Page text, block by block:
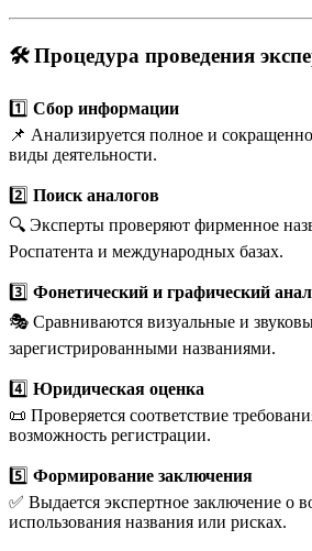
🛠Процедура проведения
1️⃣ Сбор информации
📌 Анализируется полное и
виды деятельности.
2️⃣ Поиск аналогов
🔍 Эксперты проверяют фирменное
Роспатента и международных базах.
3️⃣ Фонетический и графический
🎭 Сравниваются визуальные и
зарегистрированными названиями.
4️⃣ Юридическая оценка
📜 Проверяется соответствие
возможность регистрации.
5️⃣ Формирование заключения
✅ Выдается экспертное заключение о
использования названия или рисках.